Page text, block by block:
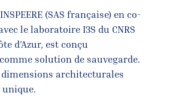
(SAS française) en co-
le laboratoire I3S du CNRS
d’Azur, est conçu
solution de sauvegarde.
architecturales